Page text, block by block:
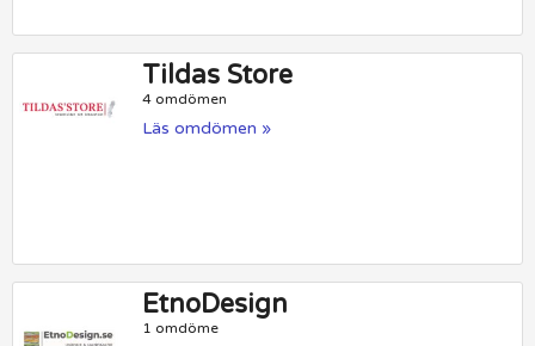
Tildas Store
4 omdömen
Läs omdömen »
EtnoDesign
1 omdöme